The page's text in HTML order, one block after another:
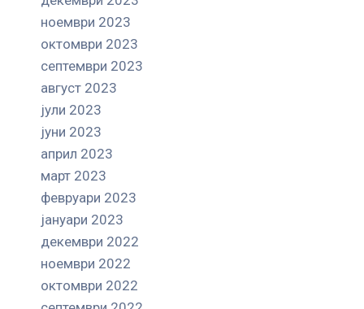
ноември 2023
октомври 2023
септември 2023
август 2023
јули 2023
јуни 2023
април 2023
март 2023
февруари 2023
јануари 2023
декември 2022
ноември 2022
октомври 2022